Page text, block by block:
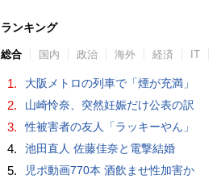
ランキング
総合 国内 政治 海外 経済 IT
1. 大阪メトロの列車で「煙が充満」
2. 山崎怜奈、突然妊娠だけ公表の訳
3. 性被害者の友人「ラッキーやん」
4. 池田直人 佐藤佳奈と電撃結婚
5. 児ポ動画770本 酒飲ませ性加害か